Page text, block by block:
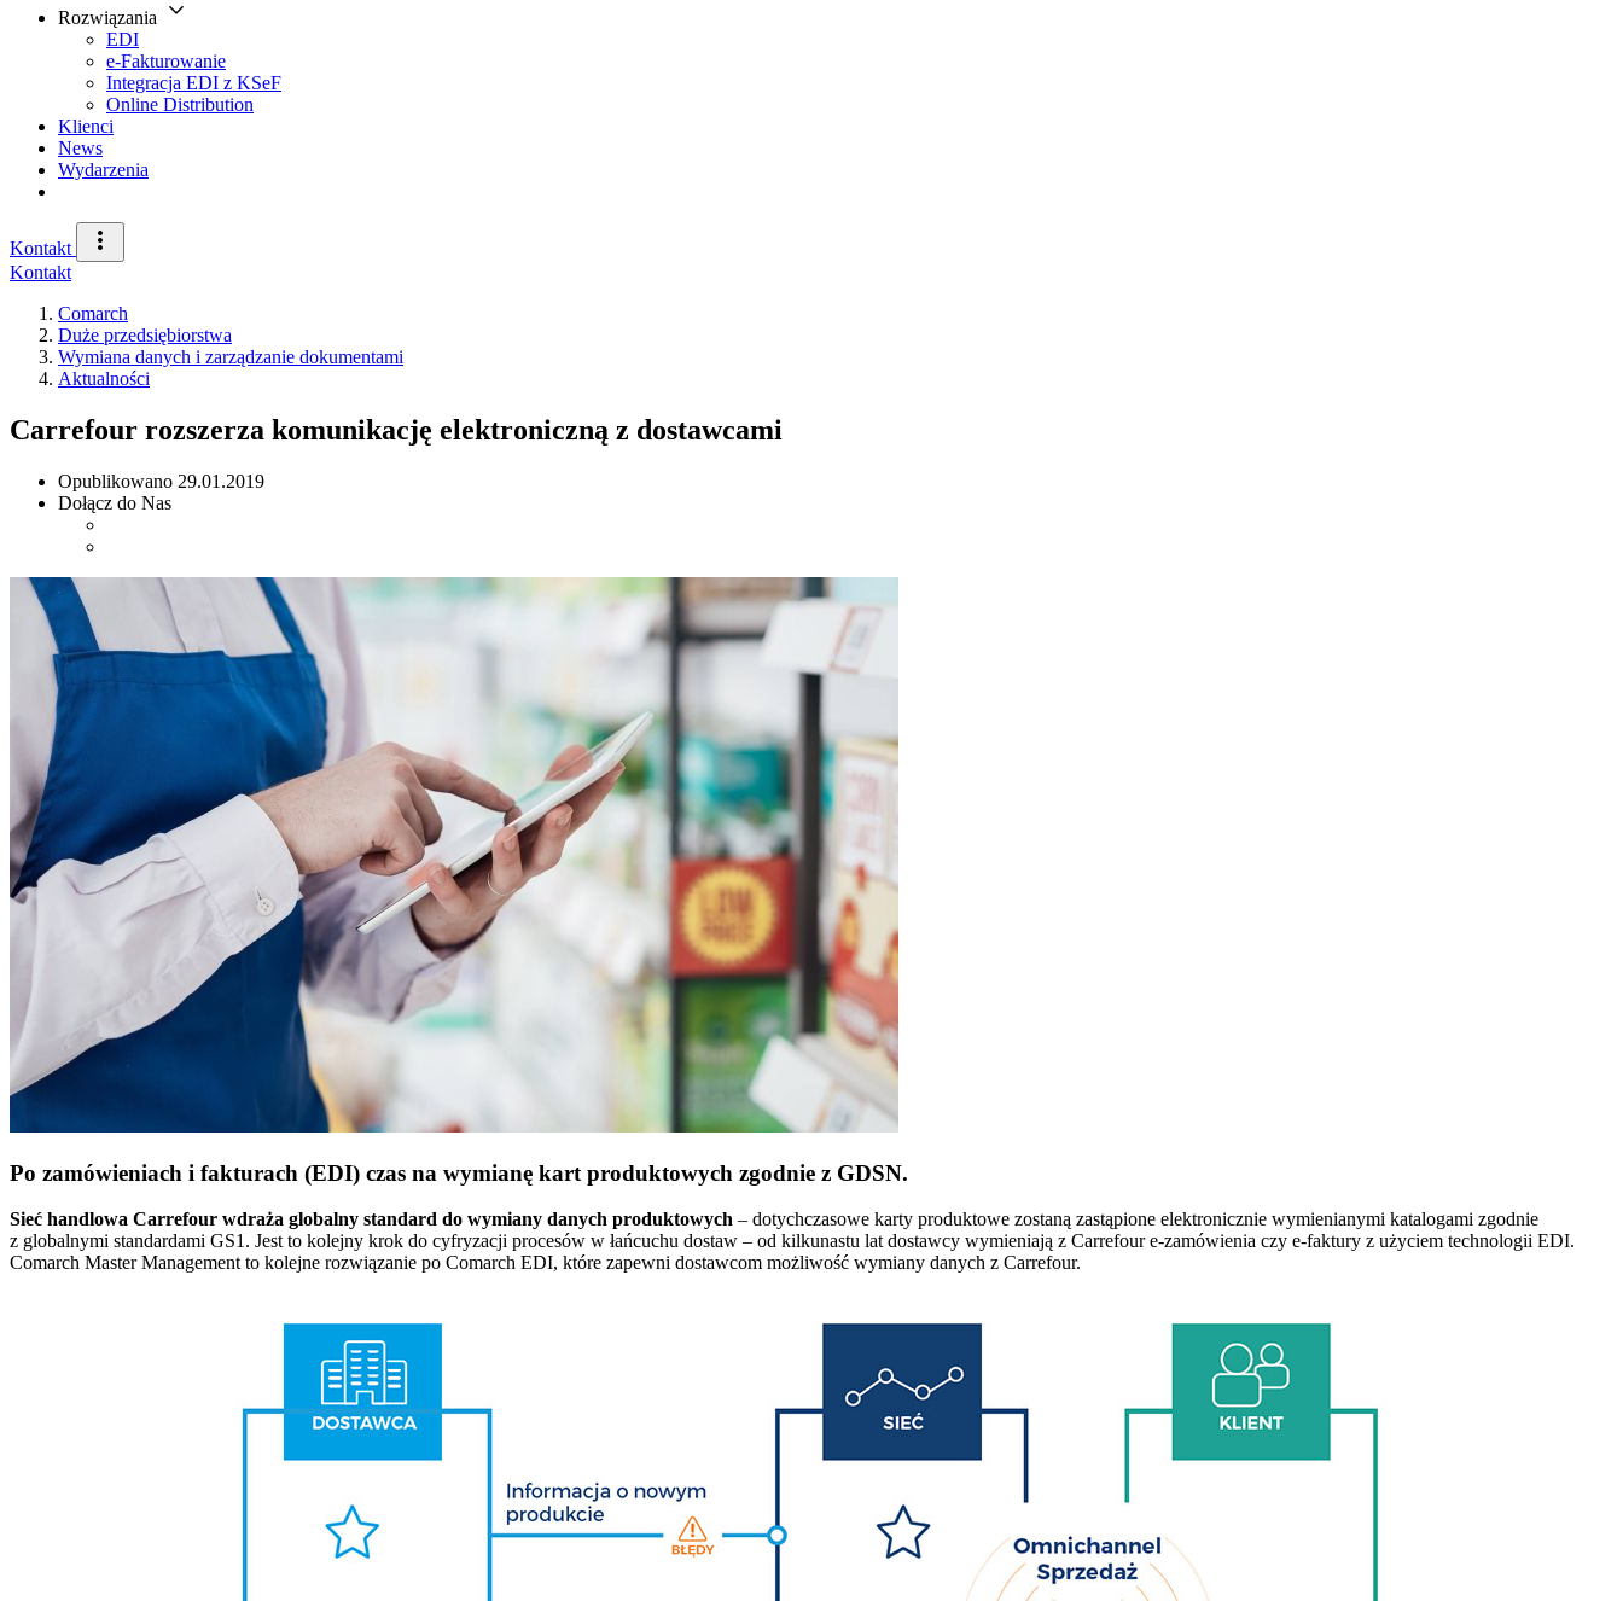
Rozwiązania
EDI
e-Fakturowanie
Integracja EDI z KSeF
Online Distribution
Klienci
News
Wydarzenia
Kontakt
Kontakt
Comarch
Duże przedsiębiorstwa
Wymiana danych i zarządzanie dokumentami
Aktualności
Carrefour rozszerza komunikację elektroniczną z dostawcami
Opublikowano 29.01.2019
Dołącz do Nas
Po zamówieniach i fakturach (EDI) czas na wymianę kart produktowych zgodnie z GDSN.
Sieć handlowa Carrefour wdraża globalny standard do wymiany danych produktowych – dotychczasowe karty produktowe zostaną zastąpione elektronicznie wymienianymi katalogami zgodnie
z globalnymi standardami GS1. Jest to kolejny krok do cyfryzacji procesów w łańcuchu dostaw – od kilkunastu lat dostawcy wymieniają z Carrefour e-zamówienia czy e-faktury z użyciem technologii EDI.
Comarch Master Management to kolejne rozwiązanie po Comarch EDI, które zapewni dostawcom możliwość wymiany danych z Carrefour.